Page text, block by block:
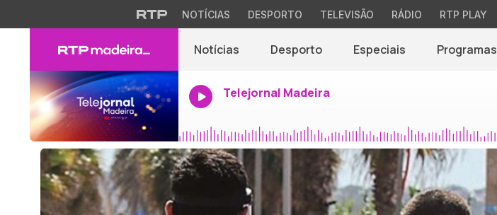
NOTÍCIAS DESPORTO TELEVISÃO RÁDIO RTP PLAY
Notícias Desporto Especiais Programas
Telejornal Madeira